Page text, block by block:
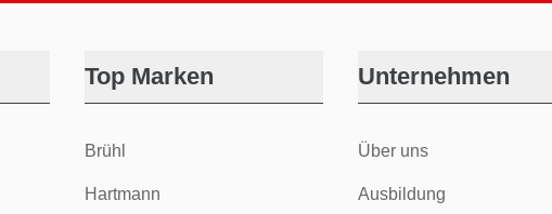
Top Marken
Brühl
Hartmann
Unternehmen
Über uns
Ausbildung